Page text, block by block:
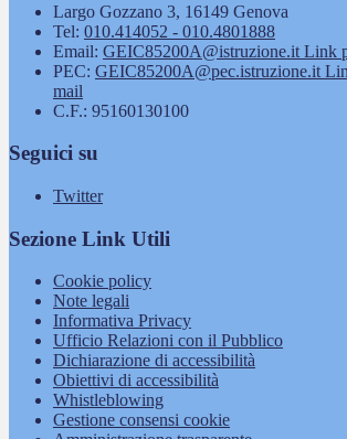
Largo Gozzano 3, 16149 Genova
Tel: 010.414052 - 010.4801888
Email: GEIC85200A@istruzione.it Link
PEC: GEIC85200A@pec.istruzione.it
mail
C.F.: 95160130100
Seguici su
Twitter
Sezione Link Utili
Cookie policy
Note legali
Informativa Privacy
Ufficio Relazioni con il Pubblico
Dichiarazione di accessibilità
Obiettivi di accessibilità
Whistleblowing
Gestione consensi cookie